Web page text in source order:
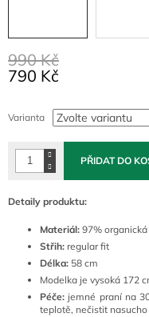
990 Kč
790 Kč
cena:
Varianta
PŘIDAT DO
Detaily produktu:
Materiál: 97%
Střih: regular fit
Délka: 58 cm
Modelka je vysoká 172
Péče: jemné praní na
teplotě, nečistit nasucho